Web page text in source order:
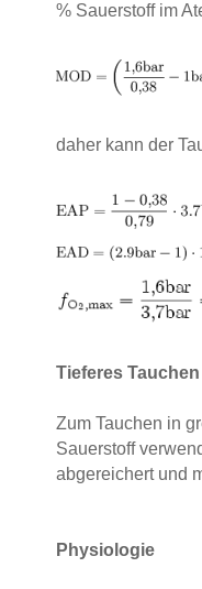
% Sauerstoff im
daher kann der
Tieferes Tauchen
Zum Tauchen in
Sauerstoff
abgereichert und
Physiologie